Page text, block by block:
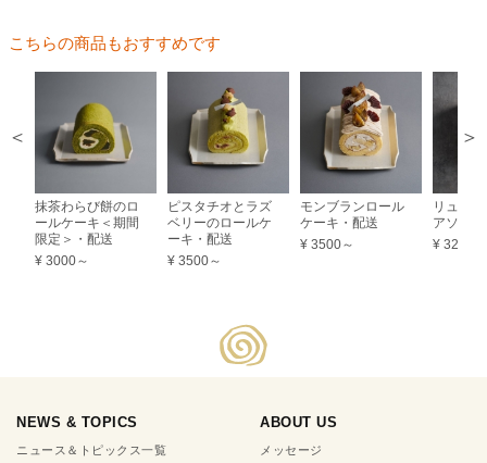
こちらの商品もおすすめです
抹茶わらび餅のロ
ールケーキ＜期間
限定＞・配送
¥ 3000～
ピスタチオとラズ
ベリーのロールケ
ーキ・配送
¥ 3500～
モンブランロール
ケーキ・配送
¥ 3500～
リュク
アソート
¥ 3200
NEWS & TOPICS
ニュース＆トピックス一覧
ABOUT US
メッセージ